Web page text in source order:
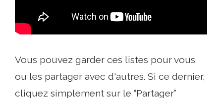
Vous pouvez garder ces listes pour vous
ou les partager avec d'autres. Si ce dernier,
cliquez simplement sur le “Partager”